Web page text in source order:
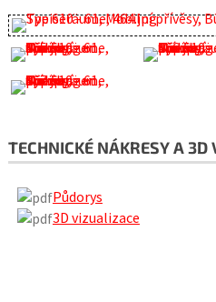
TECHNICKÉ NÁKRESY A 3D
Půdorys
3D vizualizace